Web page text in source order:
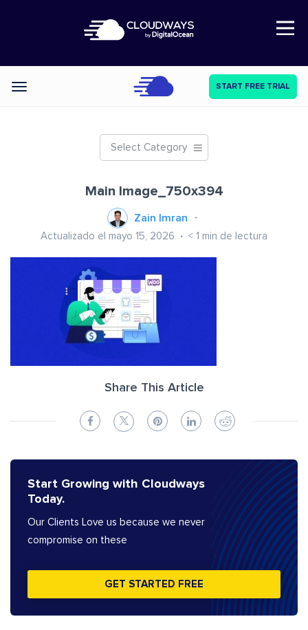
Open Nav
Categories START FREE TRIAL
Select Category
Main Image_750x394
Zain Imran
Actualizado el mayo 15, 2026 < 1 min de lectura
Share This Article
Start Growing with Cloudways
Today.
Our Clients Love us because we never
compromise on these
GET STARTED FREE